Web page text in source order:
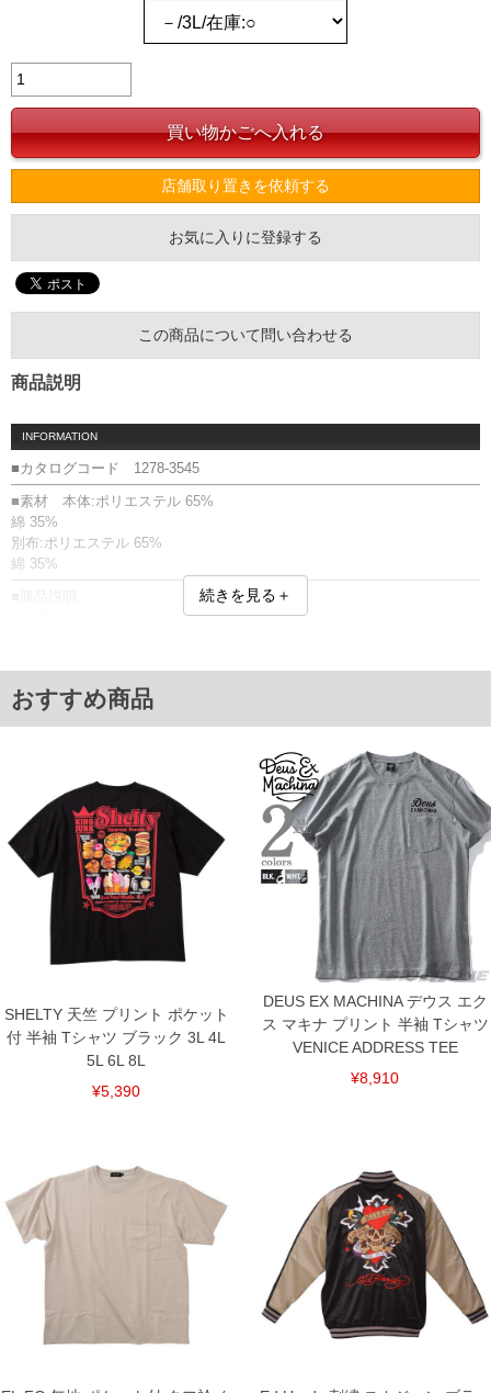
店舗取り置きを依頼する
お気に入りに登録する
この商品について問い合わせる
商品説明
INFORMATION
■カタログコード 1278-3545
■素材 本体:ポリエステル 65%
綿 35%
別布:ポリエステル 65%
綿 35%
■サイズ表
サイズ/バスト/総丈/裾周り/肩幅/袖丈
3L/130/78/130/58/24
7L/170/86/170/66/28
8L/180/88/180/68/29
単位はcm
※【返品交換について】
返品交換希望の方は、商品到着後1週間以内にご連絡ください。
下着(肌着)やワイシャツは商品の性質上、返品交換不可とさせて頂いております。予め
ご了承くださいませ。
※【ボトムの裾上げをご希望の場合】
上の品が対象。1本5,999円以下の商品は有料（500円+税）となります。）
出荷まで約1週間～20日間程お時間を頂く場合がございます。
尚、裾上げした商品は返品・交換不可となりますので、予めご了承下さい。
一部、お直しに対応出来ない商品がございます。(例：裾にファスナーや調節ひもが付
舗からのお取り寄せ等により、お客様にご迷惑をお掛けしてしまう場合がございま
す。そのようなことがない様最大限に努めておりますが、もしあった場合速やかにご
連絡させて頂きますので予めご了承ください。
続きを見る＋
おすすめ商品
SHELTY 天竺 プリント ポケット
付 半袖 Tシャツ ブラック 3L 4L
5L 6L 8L
¥5,390
DEUS EX MACHINA デウス エク
ス マキナ プリント 半袖 Tシャツ
VENICE ADDRESS TEE
¥8,910